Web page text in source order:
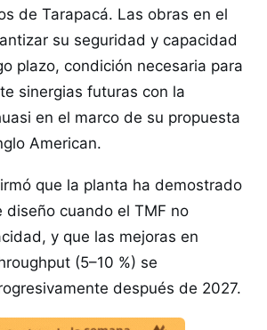
de Tarapacá. Las obras en el
su seguridad y capacidad
plazo, condición necesaria para
sinergias futuras con la
en el marco de su propuesta
American.
que la planta ha demostrado
diseño cuando el TMF no
y que las mejoras en
(5–10 %) se
después de 2027.